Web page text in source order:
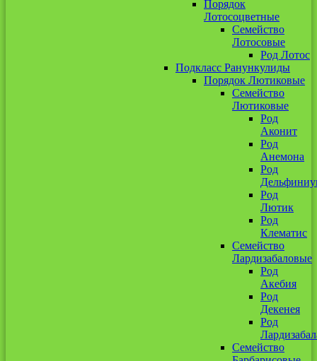
Порядок
Лотосоцветные
Семейство
Лотосовые
Род Лотос
Подкласс Ранункулиды
Порядок Лютиковые
Семейство
Лютиковые
Род
Аконит
Род
Анемона
Род
Род
Лютик
Род
Клематис
Семейство
Лардизабаловые
Род
Акебия
Род
Декенея
Род
Семейство